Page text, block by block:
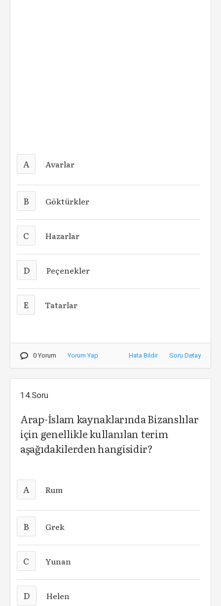
A Avarlar
B Göktürkler
C Hazarlar
D Peçenekler
E Tatarlar
0 Yorum Yorum Yap Hata Bildir Soru Detay
14.Soru
Arap-İslam kaynaklarında Bizanslılar
için genellikle kullanılan terim
aşağıdakilerden hangisidir?
A Rum
B Grek
C Yunan
D Helen